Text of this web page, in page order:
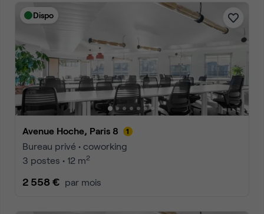
Dispo
Avenue Hoche, Paris 8
Bureau privé • coworking
3 postes • 12 m2
2 558 € par mois